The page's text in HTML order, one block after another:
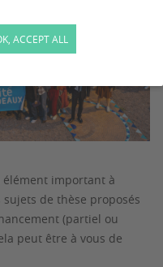
ACCEPT ALL
important à
de thèse proposés
(partiel ou
peut être à vous de